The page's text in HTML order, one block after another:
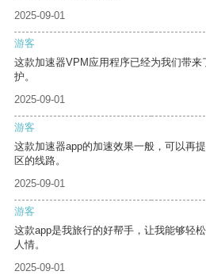
2025-09-01
游客
这款加速器VPM应用程序已经为我们带
护。
2025-09-01
游客
这款加速器app的加速效果一般，可以再
区的线路。
2025-09-01
游客
这款app是我旅行的好帮手，让我能够轻
人情。
2025-09-01